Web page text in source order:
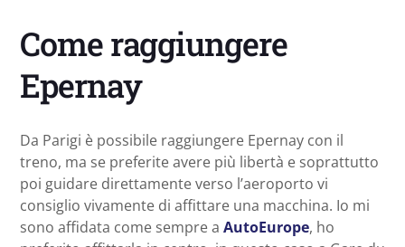
Come raggiungere
Epernay
Da Parigi è possibile raggiungere Epernay con il
treno, ma se preferite avere più libertà e soprattutto
poi guidare direttamente verso l’aeroporto vi
consiglio vivamente di affittare una macchina. Io mi
sono affidata come sempre a AutoEurope, ho